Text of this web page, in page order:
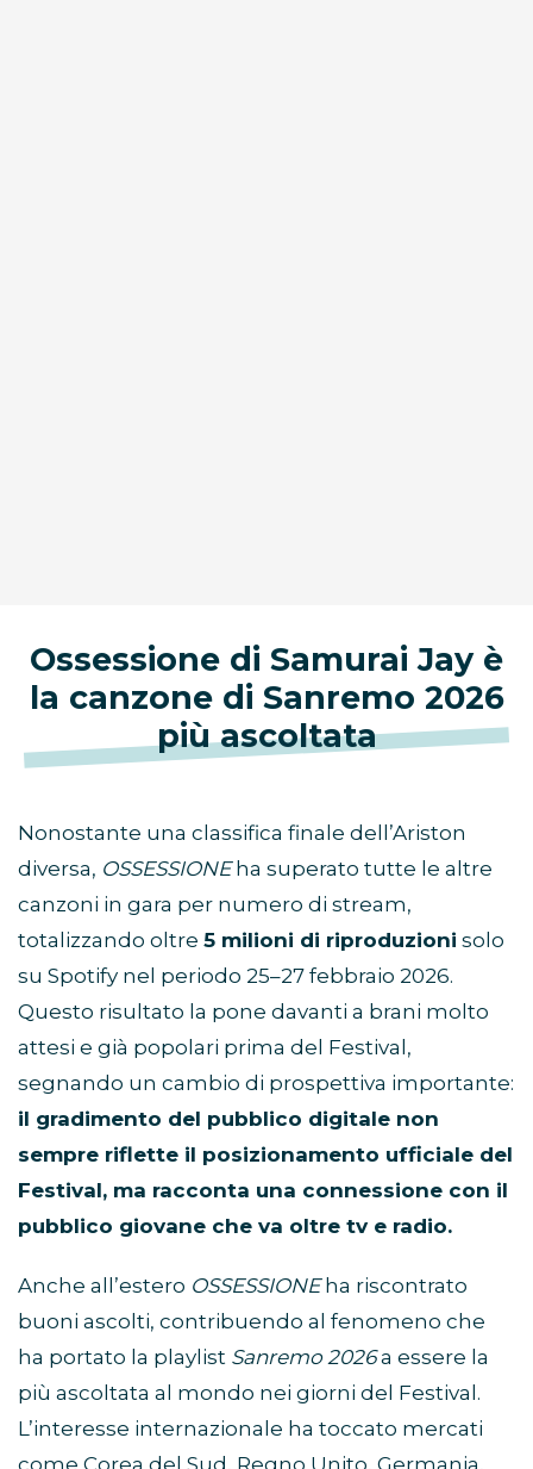
Ossessione di Samurai Jay è
la canzone di Sanremo 2026
più ascoltata
Nonostante una classifica finale dell’Ariston
diversa, OSSESSIONEha superato tutte le altre
canzoni in gara per numero di stream,
totalizzando oltre 5 milioni di riproduzioni solo
su Spotify nel periodo 25–27 febbraio 2026.
Questo risultato la pone davanti a brani molto
attesi e già popolari prima del Festival,
segnando un cambio di prospettiva importante:
il gradimento del pubblico digitale non
sempre riflette il posizionamento ufficiale del
Festival, ma racconta una connessione con il
pubblico giovane che va oltre tv e radio.
Anche all’estero OSSESSIONEha riscontrato
buoni ascolti, contribuendo al fenomeno che
ha portato la playlist Sanremo 2026a essere la
più ascoltata al mondo nei giorni del Festival.
L’interesse internazionale ha toccato mercati